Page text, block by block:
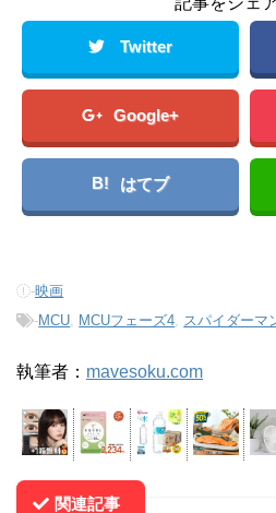
Twitter
Google+
B! はてブ
-映画
-MCU MCUフェーズ4 スパイダーマ
執筆者： mavesoku.com
関連記事